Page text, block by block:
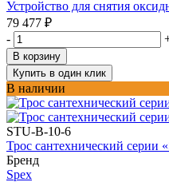
Устройство для снятия
79 477 ₽
-
В корзину
Купить в один клик
В наличии
STU-B-10-6
Трос сантехнический серии
Бренд
Spex